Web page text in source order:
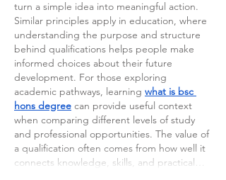
turn a simple idea into meaningful action.
Similar principles apply in education, where
understanding the purpose and structure
behind qualifications helps people make
informed choices about their future
development. For those exploring
academic pathways, learning what is bsc
hons degree can provide useful context
when comparing different levels of study
and professional opportunities. The value of
a qualification often comes from how well it
connects knowledge, skills, and practical…